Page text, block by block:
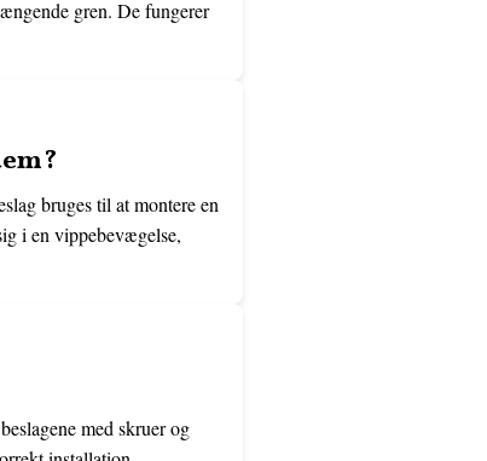
gren. De fungerer
bruges til at montere en
i en vippebevægelse,
med skruer og